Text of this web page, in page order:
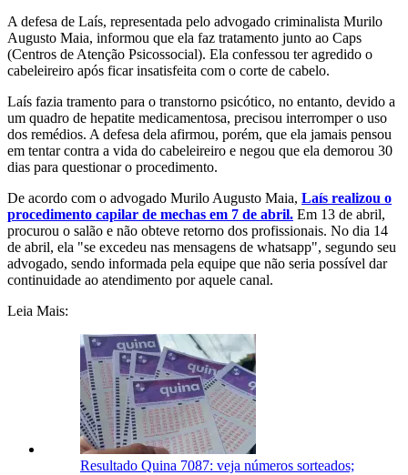
A defesa de Laís, representada pelo advogado criminalista Murilo
Augusto Maia, informou que ela faz tratamento junto ao Caps
(Centros de Atenção Psicossocial). Ela confessou ter agredido o
cabeleireiro após ficar insatisfeita com o corte de cabelo.
Laís fazia tramento para o transtorno psicótico, no entanto, devido a
um quadro de hepatite medicamentosa, precisou interromper o uso
dos remédios. A defesa dela afirmou, porém, que ela jamais pensou
em tentar contra a vida do cabeleireiro e negou que ela demorou 30
dias para questionar o procedimento.
De acordo com o advogado Murilo Augusto Maia, Laís realizou o
procedimento capilar de mechas em 7 de abril. Em 13 de abril,
procurou o salão e não obteve retorno dos profissionais. No dia 14
de abril, ela "se excedeu nas mensagens de whatsapp", segundo seu
advogado, sendo informada pela equipe que não seria possível dar
continuidade ao atendimento por aquele canal.
Leia Mais:
Resultado Quina 7087: veja números sorteados;